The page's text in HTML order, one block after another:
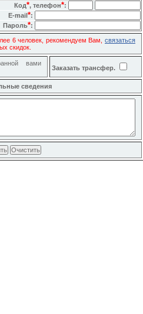
Код*, телефон*:
E-mail*:
Пароль*:
6 человек, рекомендуем Вам, связаться
скидок.
вами
Заказать трансфер.
сведения